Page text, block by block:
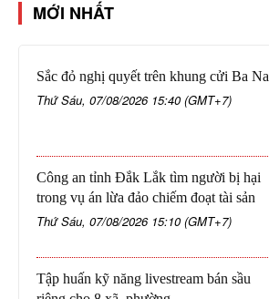
MỚI NHẤT
Sắc đỏ nghị quyết trên khung cửi Ba Na
Thứ Sáu, 07/08/2026 15:40 (GMT+7)
Công an tỉnh Đắk Lắk tìm người bị hại
trong vụ án lừa đảo chiếm đoạt tài sản
Thứ Sáu, 07/08/2026 15:10 (GMT+7)
Tập huấn kỹ năng livestream bán sầu